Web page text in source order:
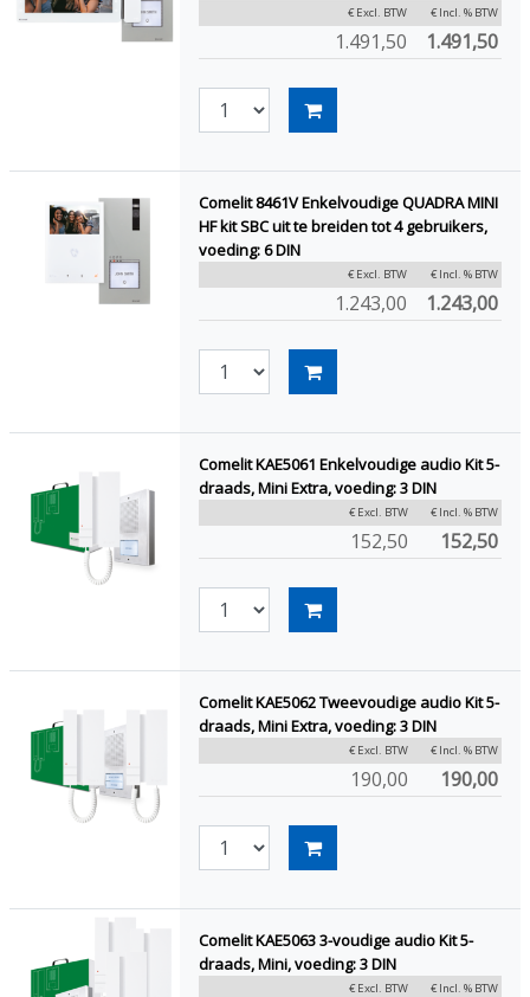
€ Excl. BTW € Incl. % BTW
1.491,50 1.491,50
Comelit 8461V Enkelvoudige QUADRA MINI
HF kit SBC uit te breiden tot 4 gebruikers,
voeding: 6 DIN
€ Excl. BTW € Incl. % BTW
1.243,00 1.243,00
Comelit KAE5061 Enkelvoudige audio Kit 5-
draads, Mini Extra, voeding: 3 DIN
€ Excl. BTW € Incl. % BTW
152,50 152,50
Comelit KAE5062 Tweevoudige audio Kit 5-
draads, Mini Extra, voeding: 3 DIN
€ Excl. BTW € Incl. % BTW
190,00 190,00
Comelit KAE5063 3-voudige audio Kit 5-
draads, Mini, voeding: 3 DIN
€ Excl. BTW € Incl. % BTW